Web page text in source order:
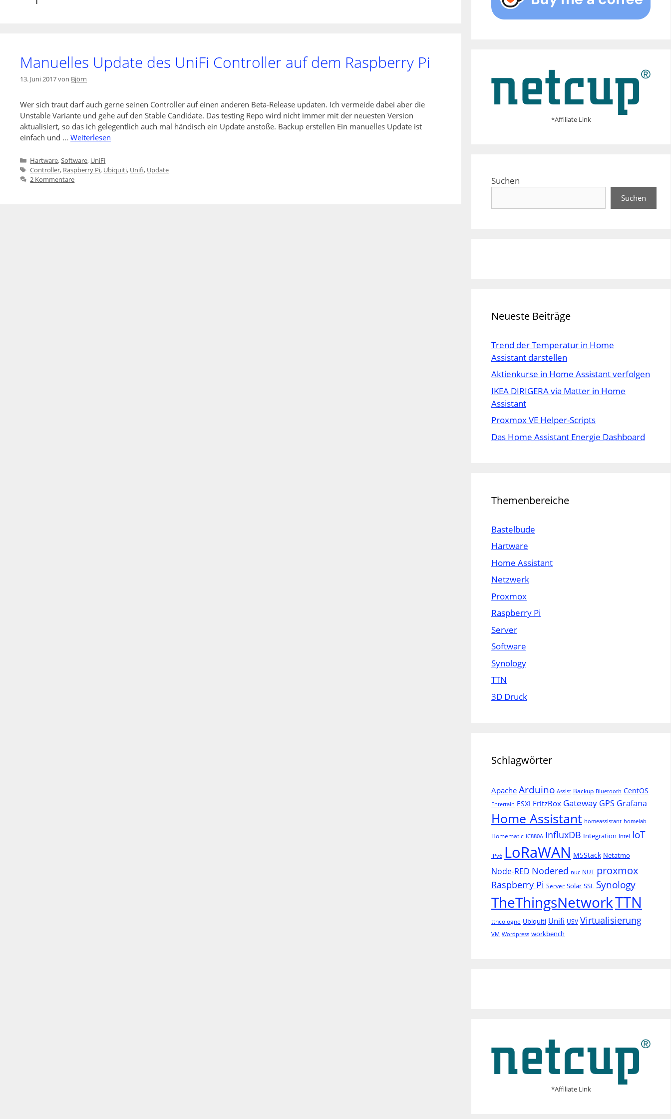
Manuelles Update des UniFi Controller auf dem Raspberry Pi
13. Juni 2017von Björn
Wer sich traut darf auch gerne seinen Controller auf einen anderen Beta-Release updaten. Ich vermeide dabei aber die
Unstable Variante und gehe auf den Stable Candidate. Das testing Repo wird nicht immer mit der neuesten Version
aktualisiert, so das ich gelegentlich auch mal händisch ein Update anstoße. Backup erstellen Ein manuelles Update ist
einfach und … Weiterlesen
Kategorien
Hartware,Software, UniFi
Schlagwörter
Controller, Raspberry Pi, Ubiquiti, Unifi, Update
2 Kommentare
*Affiliate Link
Suchen
Suchen
Neueste Beiträge
Trend der Temperatur in Home
Assistant darstellen
Aktienkurse in Home Assistant verfolgen
IKEA DIRIGERA via Matter in Home
Assistant
Proxmox VE Helper-Scripts
Das Home Assistant Energie Dashboard
Themenbereiche
Bastelbude
Hartware
Home Assistant
Netzwerk
Proxmox
Raspberry Pi
Server
Software
Synology
TTN
3D Druck
Schlagwörter
Apache Arduino Assist Backup Bluetooth CentOS
Entertain ESXI FritzBox Gateway GPS Grafana
Home Assistant homeassistant homelab
Homematic iC880A InfluxDB Integration Intel IoT
IPv6 LoRaWAN M5Stack Netatmo
Node-RED Nodered nuc NUT proxmox
Raspberry Pi Server Solar SSL Synology
TheThingsNetworkTTN
ttncologne Ubiquiti Unifi USV Virtualisierung
VM Wordpress workbench
*Affiliate Link